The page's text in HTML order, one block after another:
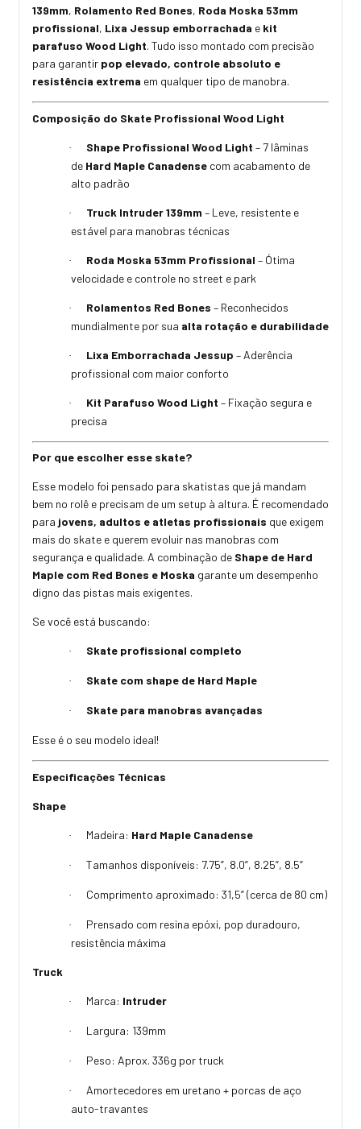
139mm, Rolamento Red Bones, Roda Moska 53mm
profissional, Lixa Jessup emborrachada e kit
parafuso Wood Light. Tudo isso montado com precisão
para garantir pop elevado, controle absoluto e
resistência extrema em qualquer tipo de manobra.
Composição do Skate Profissional Wood Light
· Shape Profissional Wood Light – 7 lâminas
de Hard Maple Canadense com acabamento de
alto padrão
· Truck Intruder 139mm – Leve, resistente e
estável para manobras técnicas
· Roda Moska 53mm Profissional – Ótima
velocidade e controle no street e park
· Rolamentos Red Bones – Reconhecidos
mundialmente por sua alta rotação e durabilidade
· Lixa Emborrachada Jessup – Aderência
profissional com maior conforto
· Kit Parafuso Wood Light – Fixação segura e
precisa
Por que escolher esse skate?
Esse modelo foi pensado para skatistas que já mandam
bem no rolê e precisam de um setup à altura. É recomendado
para jovens, adultos e atletas profissionais que exigem
mais do skate e querem evoluir nas manobras com
segurança e qualidade. A combinação de Shape de Hard
Maple com Red Bones e Moska garante um desempenho
digno das pistas mais exigentes.
Se você está buscando:
· Skate profissional completo
· Skate com shape de Hard Maple
· Skate para manobras avançadas
Esse é o seu modelo ideal!
Especificações Técnicas
Shape
· Madeira: Hard Maple Canadense
· Tamanhos disponíveis: 7.75”, 8.0”, 8.25”, 8.5”
· Comprimento aproximado: 31,5” (cerca de 80 cm)
·
Prensado com resina epóxi, pop duradouro,
resistência máxima
Truck
· Marca: Intruder
· Largura: 139mm
· Peso: Aprox. 336g por truck
·
Amortecedores em uretano + porcas de aço
auto-travantes